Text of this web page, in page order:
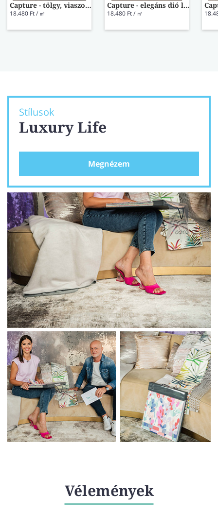
Capture - tölgy, viaszos barna laminált padló SIG4756
18.480 Ft / ㎡
Capture - elegáns dió laminált padló SIG4761
18.480 Ft / ㎡
Stílusok
Luxury Life
Megnézem
Vélemények